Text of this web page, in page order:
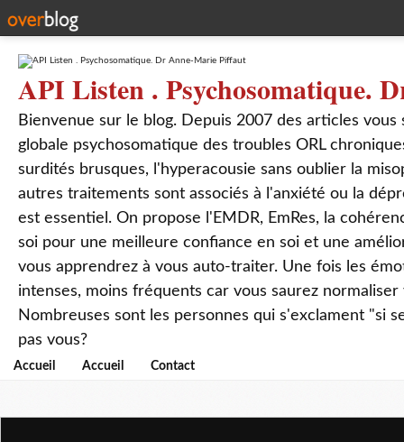
API Listen . Psychosomatique.
Bienvenue sur le blog. Depuis 2007 des articles
globale psychosomatique des troubles ORL
surdités brusques, l'hyperacousie sans oublier la
autres traitements sont associés à l'anxiété ou la
est essentiel. On propose l'EMDR, EmRes, la
soi pour une meilleure confiance en soi et une
vous apprendrez à vous auto-traiter. Une fois les
intenses, moins fréquents car vous saurez
Nombreuses sont les personnes qui s'exclament "si
pas vous?
Accueil Accueil Contact